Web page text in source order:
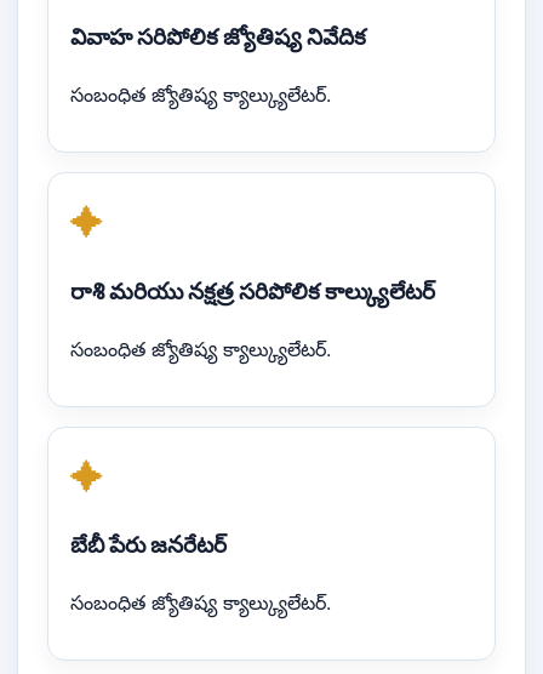
వివాహ సరిపోలిక జ్యోతిష్య నివేదిక
సంబంధిత జ్యోతిష్య క్యాల్క్యులేటర్.
✦
రాశి మరియు నక్షత్ర సరిపోలిక కాల్క్యులేటర్
సంబంధిత జ్యోతిష్య క్యాల్క్యులేటర్.
✦
బేబీ పేరు జనరేటర్
సంబంధిత జ్యోతిష్య క్యాల్క్యులేటర్.